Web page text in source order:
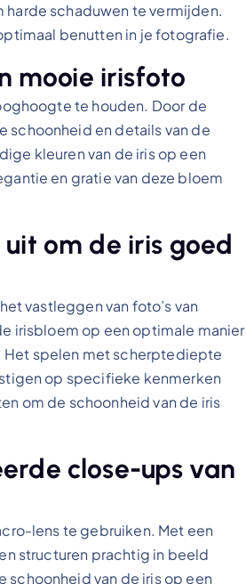
schaduwen te vermijden.
benutten in je fotografie.
mooie irisfoto
te houden. Door de
en details van de
kleuren van de iris op een
en gratie van deze bloem
om de iris goed
vastleggen van foto’s van
irisbloem op een optimale manier
spelen met scherptediepte
op specifieke kenmerken
om de schoonheid van de iris
close-ups van
lens te gebruiken. Met een
structuren prachtig in beeld
schoonheid van de iris op een